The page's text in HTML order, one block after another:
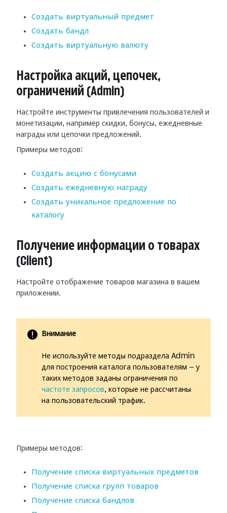
Создать виртуальный предмет
Создать бандл
Создать виртуальную валюту
Настройка акций, цепочек,
ограничений (Admin)
Настройте инструменты привлечения пользователей и
монетизации, например скидки, бонусы, ежедневные
награды или цепочки предложений.
Примеры методов:
Создать акцию с бонусами
Создать ежедневную награду
Создать уникальное предложение по
каталогу
Получение информации о товарах
(Client)
Настройте отображение товаров магазина в вашем
приложении.
Внимание
Не используйте методы подраздела Admin
для построения каталога пользователям — у
таких методов заданы ограничения по
частоте запросов, которые не рассчитаны
на пользовательский трафик.
Примеры методов:
Получение списка виртуальных предметов
Получение списка групп товаров
Получение списка бандлов